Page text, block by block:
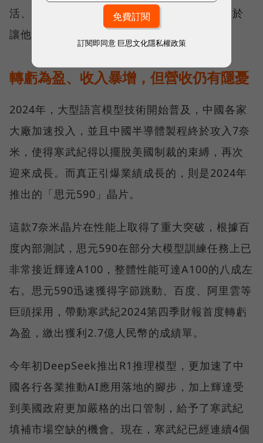
活、搬磚。或許正是這種務實苦幹的態度，終於
讓他等到轉機。
轉虧為盈、收入暴增，但營收仍有隱憂
2024年，大型語言模型技術開始普及，中國各家
大廠加速投入，並且中國半導體製程終於攻入7奈
米，使得寒武紀得以擺脫美國制裁的束縛，再次
迎來成長。而真正引爆業績成長的，則是2024年
推出的「思元590」晶片。
這款7奈米晶片在性能上取得了重大突破，根據百
度內部測試，思元590在部分大模型訓練任務上已
非常接近輝達A100，整體性能可達A100的八成左
右。思元590迅速獲得字節跳動、百度、阿里雲等
巨頭採用，帶動寒武紀2024第四季財報首度轉虧
為盈，繳出獲利2.7億人民幣的成績單。
今年初DeepSeek推出R1推理模型，更加速了中
國各行各業推動AI應用落地的腳步，加上輝達受
到美國政府更加嚴格的出口管制，給予了寒武紀
填補市場空缺的機會。現在，寒武紀已經連續4個
訂閱即同意 巨思文化隱私權政策